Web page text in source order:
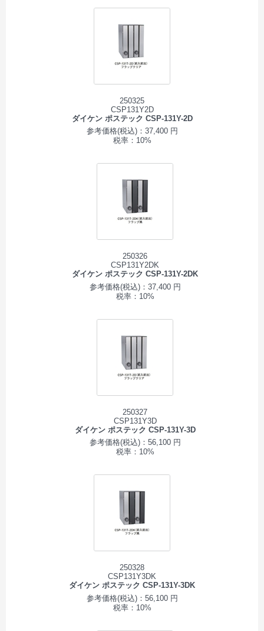
250325
CSP131Y2D
ダイケン ポステック CSP-131Y-2D
参考価格(税込)：37,400 円
税率：10%
250326
CSP131Y2DK
ダイケン ポステック CSP-131Y-2DK
参考価格(税込)：37,400 円
税率：10%
250327
CSP131Y3D
ダイケン ポステック CSP-131Y-3D
参考価格(税込)：56,100 円
税率：10%
250328
CSP131Y3DK
ダイケン ポステック CSP-131Y-3DK
参考価格(税込)：56,100 円
税率：10%